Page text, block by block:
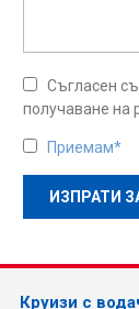
Съгласен
получаване на
Приемам*
Круизи с